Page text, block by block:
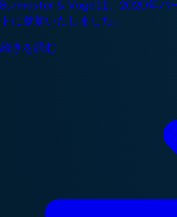
Burmester & Vogelは、2020年バ
トに参加いたしました。
続きを読む